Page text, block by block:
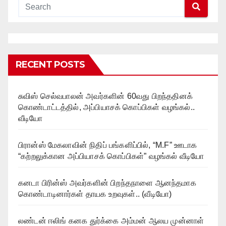
RECENT POSTS
சுவிஸ் செல்வபாலன் அவர்களின் 60வது பிறந்ததினக்
கொண்டாட்டத்தில், அப்பியாசக் கொப்பிகள் வழங்கல்..
வீடியோ
பிரான்ஸ் மேகலாவின் நிதிப் பங்களிப்பில், “M.F” ஊடாக
“கற்றலுக்கான அப்பியாசக் கொப்பிகள்” வழங்கல் வீடியோ
கனடா பிரின்ஸ் அவர்களின் பிறந்தநாளை ஆனந்தமாக
கொண்டாடினார்கள் தாயக உறவுகள்.. (வீடியோ)
லண்டன் ஈலிங் கனக துர்க்கை அம்மன் ஆலய முன்னாள்